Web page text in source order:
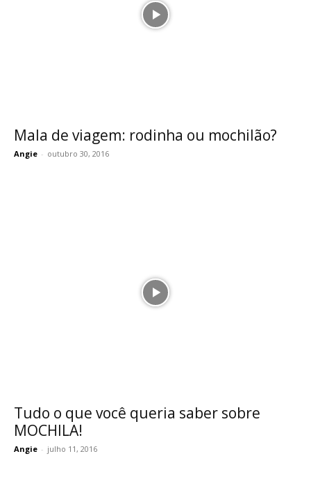
Mala de viagem: rodinha ou mochilão?
Angie - outubro 30, 2016
Tudo o que você queria saber sobre
MOCHILA!
Angie - julho 11, 2016